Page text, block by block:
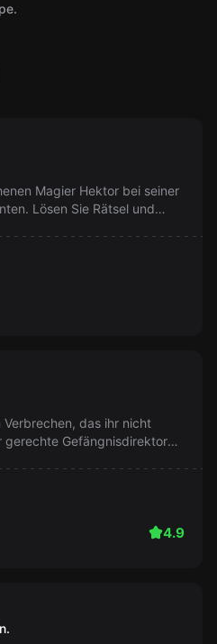
Magier Hektor bei seiner
Lösen Sie Rätsel und
das ihr nicht
Gefängnisdirektor
4.9